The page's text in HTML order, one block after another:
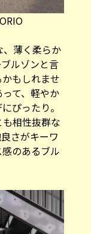
薄く柔らか
ルゾンと言
もしれませ
て、軽やか
ぴったり。
相性抜群な
さがキーワ
のあるブル